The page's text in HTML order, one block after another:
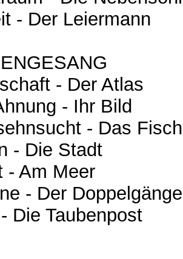
- Der Leiermann
- Der Atlas
- Ihr Bild
- Das
- Die Stadt
- Am Meer
- Der
Die Taubenpost